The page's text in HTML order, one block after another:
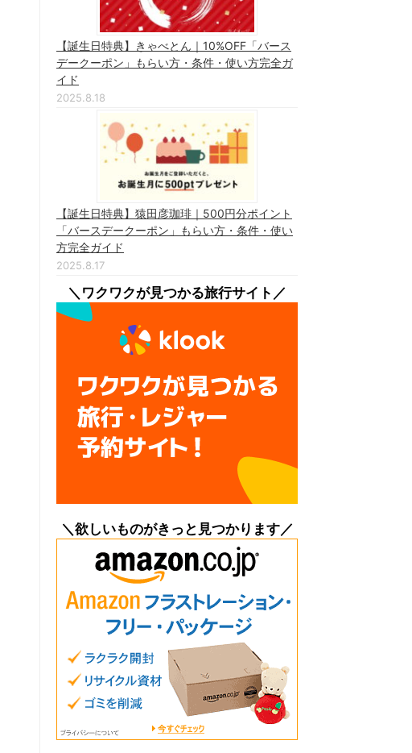
【誕生日特典】きゃべとん｜10%OFF「バース
デークーポン」もらい方・条件・使い方完全ガ
イド
2025.8.18
【誕生日特典】猿田彦珈琲｜500円分ポイント
「バースデークーポン」もらい方・条件・使い
方完全ガイド
2025.8.17
＼ワクワクが見つかる旅行サイト／
＼欲しいものがきっと見つかります／